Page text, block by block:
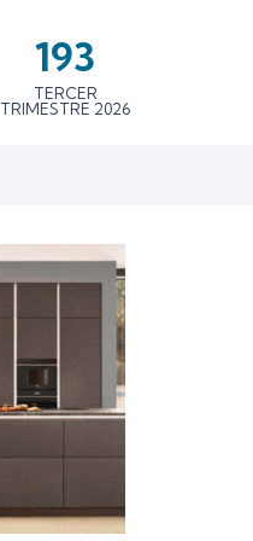
193
TERCER
TRIMESTRE 2026